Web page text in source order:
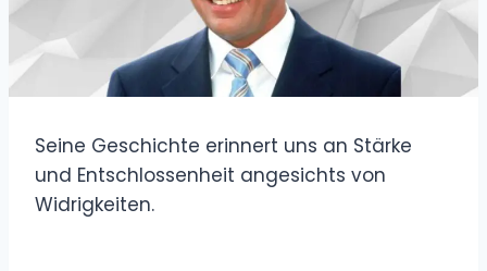
Seine Geschichte erinnert uns an Stärke
und Entschlossenheit angesichts von
Widrigkeiten.